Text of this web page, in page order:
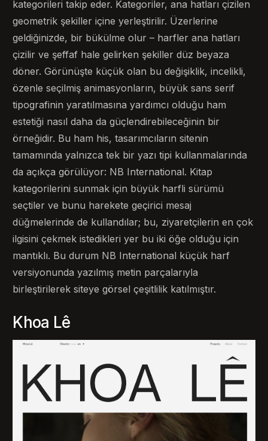
kategorileri takip eder. Kategoriler, ana hatları çizilen
geometrik şekiller içine yerleştirilir. Üzerlerine
geldiğinizde, bir bükülme olur – harfler ana hatları
çizilir ve şeffaf hale gelirken şekiller düz beyaza
döner. Görünüşte küçük olan bu değişiklik, incelikli,
özenle seçilmiş animasyonların, büyük sans serif
tipografinin yaratılmasına yardımcı olduğu ham
estetiği nasıl daha da güçlendirebileceğinin bir
örneğidir. Bu ham his, tasarımcıların sitenin
tamamında yalnızca tek bir yazı tipi kullanmalarında
da açıkça görülüyor: NB International. Kitap
kategorilerini sunmak için büyük harfli sürümü
seçtiler ve bunu harekete geçirici mesaj
düğmelerinde de kullandılar; bu, ziyaretçilerin en çok
ilgisini çekmek istedikleri yer bu iki öğe olduğu için
mantıklı. Bu durum NB International küçük harf
versiyonunda yazılmış metin parçalarıyla
birleştirilerek siteye görsel çeşitlilik katılmıştır.
Khoa Lê